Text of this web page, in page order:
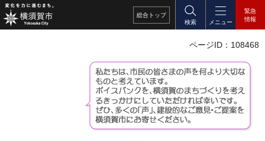
総合 トップ
検索
メニュー
緊急
情報
ページID：108468